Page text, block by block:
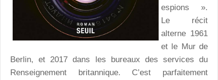
espions ».
Le récit
alterne 1961
et le Mur de
Berlin, et 2017 dans les bureaux des services du
Renseignement britannique. C’est parfaitement